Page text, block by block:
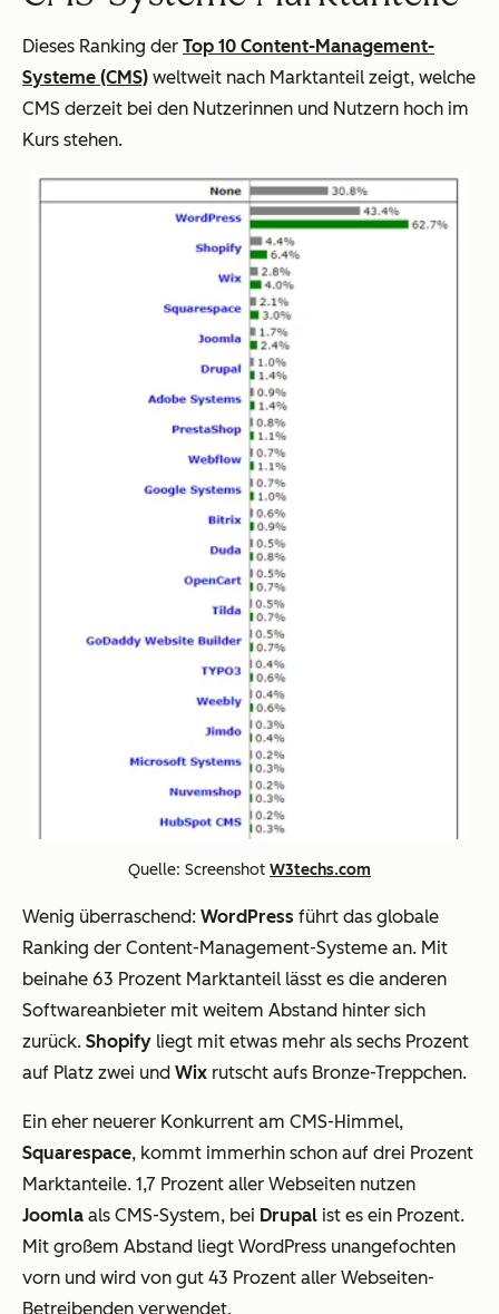
Dieses Ranking der Top 10 Content-Management-
Systeme (CMS) weltweit nach Marktanteil zeigt, welche
CMS derzeit bei den Nutzerinnen und Nutzern hoch im
Kurs stehen.
Quelle: Screenshot W3techs.com
Wenig überraschend: WordPress führt das globale
Ranking der Content-Management-Systeme an. Mit
beinahe 63 Prozent Marktanteil lässt es die anderen
Softwareanbieter mit weitem Abstand hinter sich
zurück. Shopify liegt mit etwas mehr als sechs Prozent
auf Platz zwei und Wix rutscht aufs Bronze-Treppchen.
Ein eher neuerer Konkurrent am CMS-Himmel,
Squarespace, kommt immerhin schon auf drei Prozent
Marktanteile. 1,7 Prozent aller Webseiten nutzen
Joomla als CMS-System, bei Drupal ist es ein Prozent.
Mit großem Abstand liegt WordPress unangefochten
vorn und wird von gut 43 Prozent aller Webseiten-
Betreibenden verwendet.